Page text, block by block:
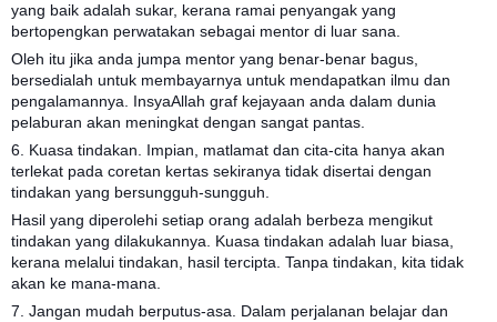
yang baik adalah sukar, kerana ramai penyangak yang
bertopengkan perwatakan sebagai mentor di luar sana.
Oleh itu jika anda jumpa mentor yang benar-benar bagus,
bersedialah untuk membayarnya untuk mendapatkan ilmu dan
pengalamannya. InsyaAllah graf kejayaan anda dalam dunia
pelaburan akan meningkat dengan sangat pantas.
6. Kuasa tindakan. Impian, matlamat dan cita-cita hanya akan
terlekat pada coretan kertas sekiranya tidak disertai dengan
tindakan yang bersungguh-sungguh.
Hasil yang diperolehi setiap orang adalah berbeza mengikut
tindakan yang dilakukannya. Kuasa tindakan adalah luar biasa,
kerana melalui tindakan, hasil tercipta. Tanpa tindakan, kita tidak
akan ke mana-mana.
7. Jangan mudah berputus-asa. Dalam perjalanan belajar dan